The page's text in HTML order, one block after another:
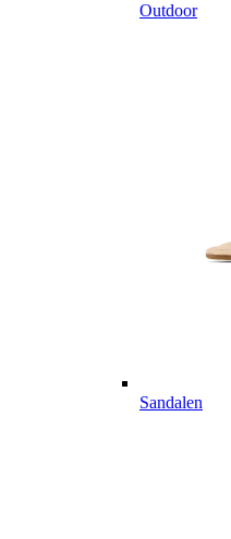
Outdoor
Sandalen